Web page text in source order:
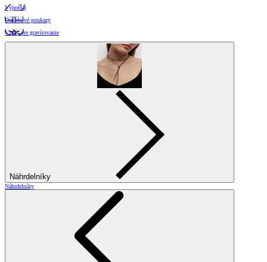
Výpredaj
Darčekové poukazy
Vzory pre gravírovanie
Náhrdelníky
Náhrdelníky